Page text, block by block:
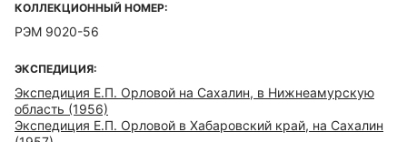
КОЛЛЕКЦИОННЫЙ НОМЕР:
РЭМ 9020-56
ЭКСПЕДИЦИЯ:
Экспедиция Е.П. Орловой на Сахалин, в Нижнеамурскую
область (1956)
Экспедиция Е.П. Орловой в Хабаровский край, на Сахалин